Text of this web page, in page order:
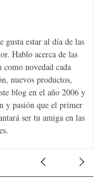
estar al día de las
Hablo acerca de las
como novedad cada
nuevos productos,
blog en el año 2006 y
y pasión que el primer
ser tu amiga en las